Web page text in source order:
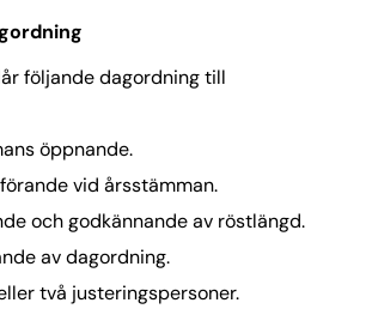
följande dagordning till
öppnande.
vid årsstämman.
och godkännande av röstlängd.
av dagordning.
två justeringspersoner.